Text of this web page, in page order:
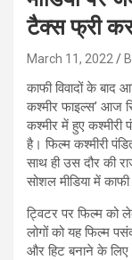
टैक्स फ्री
March 11, 2022
काफी विवादों के बाद
कश्मीर फाइल्स’ आज
कश्मीर में हुए कश्मीरी
है। फिल्म कश्मीरी
साथ ही उस दौर की
सोशल मीडिया में
ट्विटर पर फिल्म को
लोगों को यह फिल्म
और हिट बनाने के लिए